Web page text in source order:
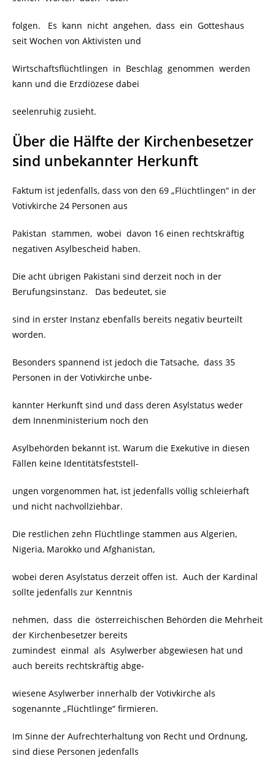
folgen. Es kann nicht angehen, dass ein Gotteshaus
seit Wochen von Aktivisten und
Wirtschaftsflüchtlingen in Beschlag genommen werden
kann und die Erzdiözese dabei
seelenruhig zusieht.
Über die Hälfte der Kirchenbesetzer
sind unbekannter Herkunft
Faktum ist jedenfalls, dass von den 69 „Flüchtlingen“ in der
Votivkirche 24 Personen aus
Pakistan stammen, wobei davon 16 einen rechtskräftig
negativen Asylbescheid haben.
Die acht übrigen Pakistani sind derzeit noch in der
Berufungsinstanz. Das bedeutet, sie
sind in erster Instanz ebenfalls bereits negativ beurteilt
worden.
Besonders spannend ist jedoch die Tatsache, dass 35
Personen in der Votivkirche unbe-
kannter Herkunft sind und dass deren Asylstatus weder
dem Innenministerium noch den
Asylbehörden bekannt ist. Warum die Exekutive in diesen
Fällen keine Identitätsfeststell-
ungen vorgenommen hat, ist jedenfalls völlig schleierhaft
und nicht nachvollziehbar.
Die restlichen zehn Flüchtlinge stammen aus Algerien,
Nigeria, Marokko und Afghanistan,
wobei deren Asylstatus derzeit offen ist. Auch der Kardinal
sollte jedenfalls zur Kenntnis
nehmen, dass die österreichischen Behörden die Mehrheit
der Kirchenbesetzer bereits
zumindest einmal als Asylwerber abgewiesen hat und
auch bereits rechtskräftig abge-
wiesene Asylwerber innerhalb der Votivkirche als
sogenannte „Flüchtlinge“ firmieren.
Im Sinne der Aufrechterhaltung von Recht und Ordnung,
sind diese Personen jedenfalls